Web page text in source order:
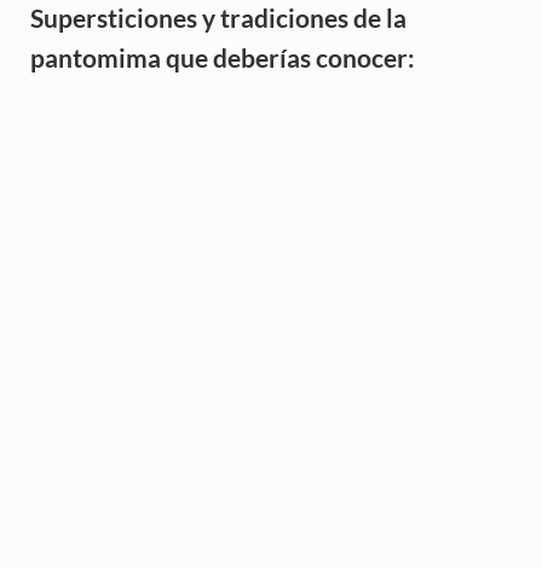
Supersticiones y tradiciones de la
pantomima que deberías conocer: